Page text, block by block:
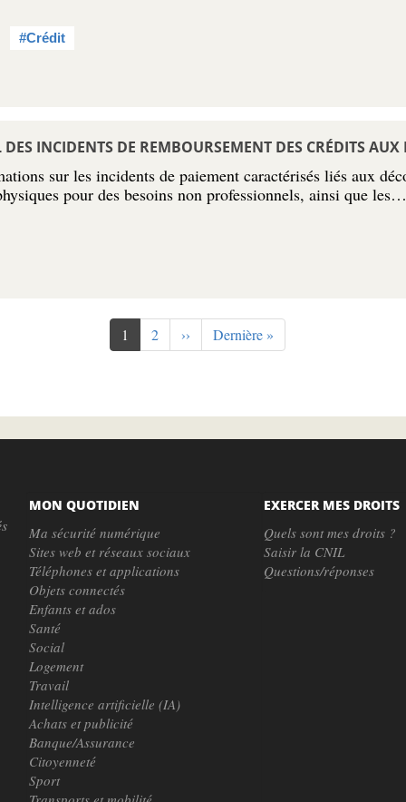
#Crédit
INCIDENTS DE REMBOURSEMENT DES CRÉDITS AUX
sur les incidents de paiement caractérisés liés aux
pour des besoins non professionnels, ainsi que les…
Page
courante
1 Page
2
Page
suivante
››
Dernière
page
Dernière »
MON QUOTIDIEN
Ma sécurité numérique
Sites web et réseaux sociaux
Téléphones et applications
Objets connectés
Enfants et ados
Santé
Social
Logement
Travail
Intelligence artificielle (IA)
Achats et publicité
Banque/Assurance
Citoyenneté
Sport
EXERCER MES DROITS
Quels sont mes droits ?
Saisir la CNIL
Questions/réponses